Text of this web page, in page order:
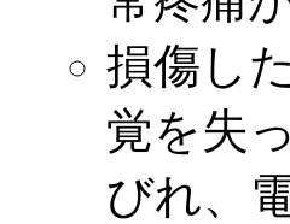
損傷し
覚を失
びれ、